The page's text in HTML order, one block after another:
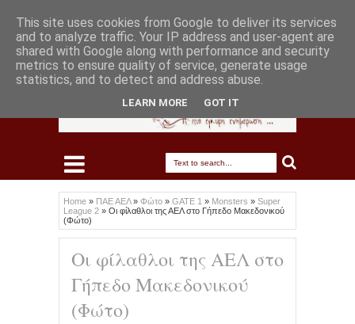
Home » ΠΑΕ ΑΕΛ» Φώτο » GATE 1 » Monsters » Super
League 2 » Οι φίλαθλοι της ΑΕΛ στο Γήπεδο Μακεδονικού
(Φώτο)
Οι φίλαθλοι της ΑΕΛ στο
Γήπεδο Μακεδονικού
(Φώτο)
This site uses cookies from Google to deliver its services
and to analyze traffic. Your IP address and user-agent are
shared with Google along with performance and security
metrics to ensure quality of service, generate usage
statistics, and to detect and address abuse.
LEARN MORE GOT IT